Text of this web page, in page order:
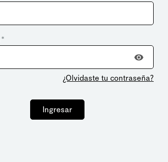
*
¿Olvidaste tu contraseña?
Ingresar